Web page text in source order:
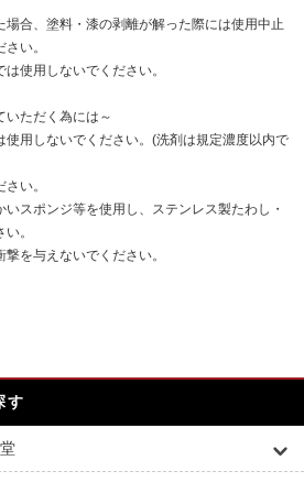
場合、塗料・漆の剥離が解った際には使用中止
い。
使用しないでください。
いただく為には～
使用しないでください。(洗剤は規定濃度以内で
い。
スポンジ等を使用し、ステンレス製たわし・
。
を与えないでください。
す